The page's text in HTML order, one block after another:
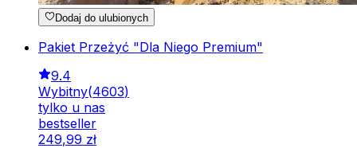
Dodaj do ulubionych
Pakiet Przeżyć "Dla Niego Premium"
9.4
Wybitny(4603)
tylko u nas
bestseller
249,99 zł